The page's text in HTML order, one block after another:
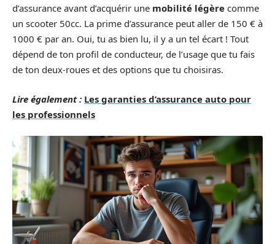
d’assurance avant d’acquérir une mobilité légère comme
un scooter 50cc. La prime d’assurance peut aller de 150 € à
1000 € par an. Oui, tu as bien lu, il y a un tel écart ! Tout
dépend de ton profil de conducteur, de l’usage que tu fais
de ton deux-roues et des options que tu choisiras.
Lire également : Les garanties d’assurance auto pour
les professionnels